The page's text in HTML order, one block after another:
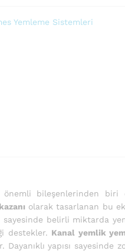
Yemleme Sistemleri
bileşenlerinden
olarak tasarlanan bu
belirli miktarda
destekler. Kanal yemlik
yapısı sayesinde